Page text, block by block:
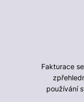
Fakturace
používání